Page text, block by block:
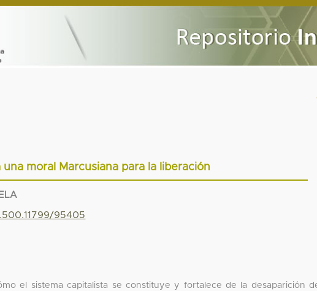
una moral Marcusiana para la liberación
95405
el sistema capitalista se constituye y fortalece de la desaparición